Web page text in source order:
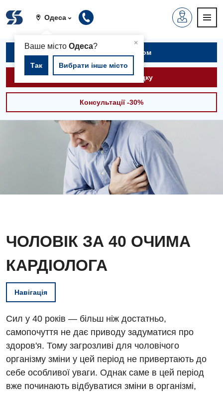
Одеса
×
Ваше містоОдеса?
Так Вибрати інше місто
Записатися на прийом
Викликати швидку
Консультації -30%
ЧОЛОВІК ЗА 40 ОЧИМА
КАРДІОЛОГА
Навігація
Сил у 40 років — більш ніж достатньо,
самопочуття не дає приводу задуматися про
здоров'я. Тому загрозливі для чоловічого
організму зміни у цей період не привертають до
себе особливої уваги. Однак саме в цей період
вже починають відбуватися зміни в організмі,